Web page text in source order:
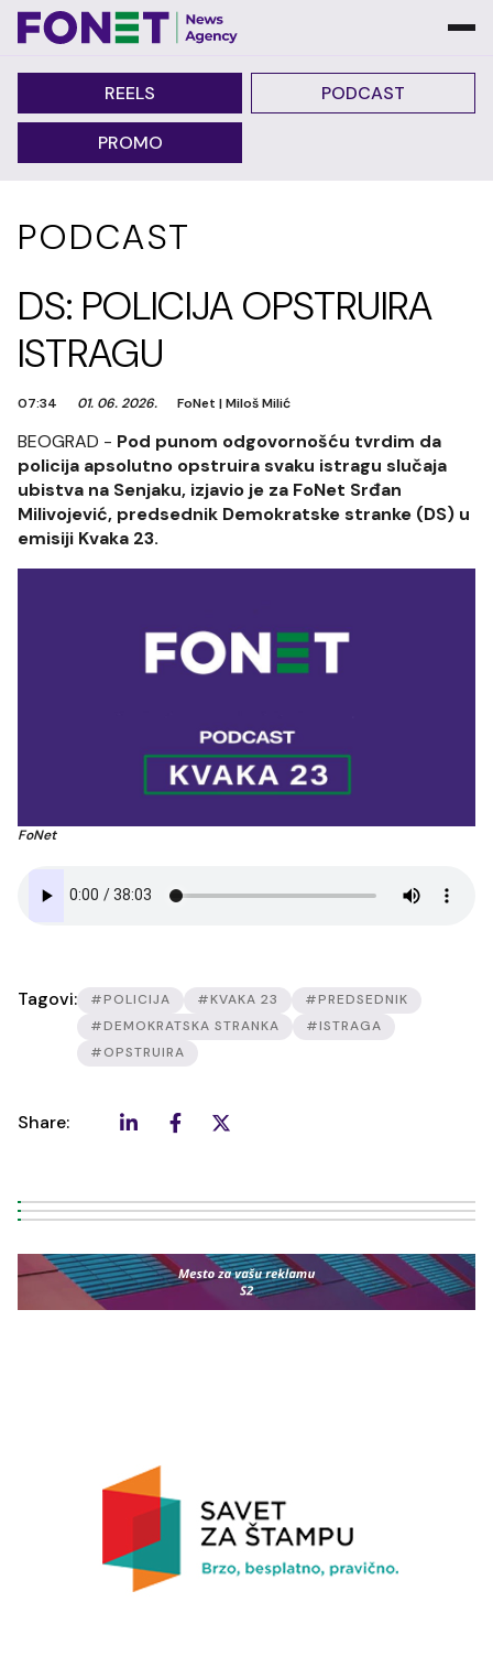
REELS PODCAST
PROMO
PODCAST
DS: POLICIJA OPSTRUIRA
ISTRAGU
07:34 01. 06. 2026. FoNet |Miloš Milić
BEOGRAD - Pod punom odgovornošću tvrdim da
policija apsolutno opstruira svaku istragu slučaja
ubistva na Senjaku, izjavio je za FoNet Srđan
Milivojević, predsednik Demokratske stranke (DS) u
emisiji Kvaka 23.
FoNet
Tagovi: #POLICIJA #KVAKA 23
#PREDSEDNIK
#DEMOKRATSKA STRANKA
#ISTRAGA
#OPSTRUIRA
Share: